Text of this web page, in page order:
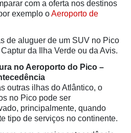
com a oferta nos destinos
exemplo oAeroporto de
de aluguer de um SUV no Pico
da Ilha Verde ou da Avis.
no Aeroporto do Pico –
outras ilhas do Atlântico, o
no Pico pode ser
principalmente, quando
tipo de serviços no continente.